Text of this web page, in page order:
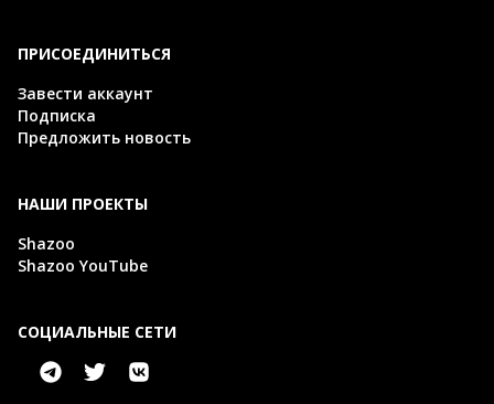
ПРИСОЕДИНИТЬСЯ
Завести аккаунт
Подписка
Предложить новость
НАШИ ПРОЕКТЫ
Shazoo
Shazoo YouTube
СОЦИАЛЬНЫЕ СЕТИ